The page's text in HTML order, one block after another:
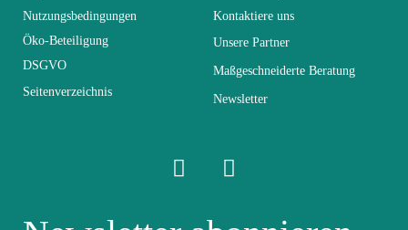
Abmessungen 130x110x30
Elektrisch Nicht elektrisch
Nutzungsbedingungen
Öko-Beteiligung
DSGVO
Seitenverzeichnis
Kontaktiere uns
Unsere Partner
Maßgeschneiderte Beratung
Newsletter